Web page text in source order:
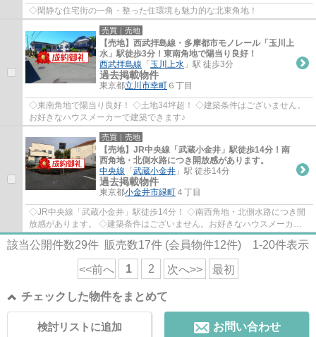
◇閑静な住宅街の一角・整った住環境も魅力的な北東角地！
売買｜売地
【売地】西武拝島線・多摩都市モノレール「玉川上
水」駅徒歩3分！東南角地で陽当り良好！
西武拝島線 「 玉川上水 」駅 徒歩3分
過去掲載物件
東京都立川市幸町 ６丁目
◇東南角地で陽当り良好！ ◇土地34坪超！ ◇建築条件はございません。
お好きなハウスメーカーで建築できます♪
売買｜売地
【売地】JR中央線「武蔵小金井」駅徒歩14分！南
西角地・北側水路につき開放感があります。
中央線 「 武蔵小金井 」駅 徒歩14分
過去掲載物件
東京都小金井市緑町 ４丁目
◇JR中央線「武蔵小金井」駅徒歩14分！ ◇南西角地・北側水路につき開
放感があります。 ◇建築条件はございません。お好きなハウスメーカー
で建築できます。
該当公開件数29件 販売数17件 (会員物件12件) 1-20件表示
<<前へ 1 2 次へ>> 最初
チェックした物件をまとめて
お問い合わせ
検討リストに追加